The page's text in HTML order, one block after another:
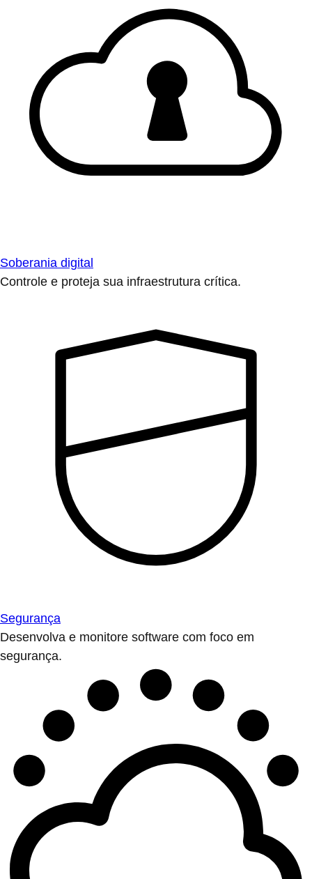
Soberania digital
Controle e proteja sua infraestrutura crítica.
Segurança
Desenvolva e monitore software com foco em
segurança.